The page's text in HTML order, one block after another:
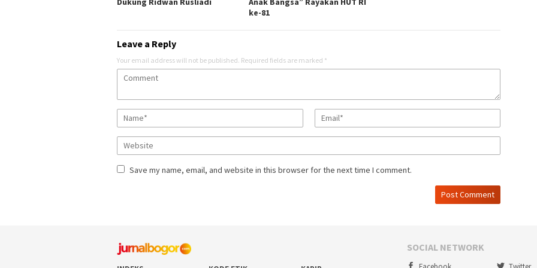
ke-81
Leave a Reply
Your email address will not be published. Required fields are marked *
Save my name, email, and website in this browser for the next time I comment.
SOCIAL NETWORK